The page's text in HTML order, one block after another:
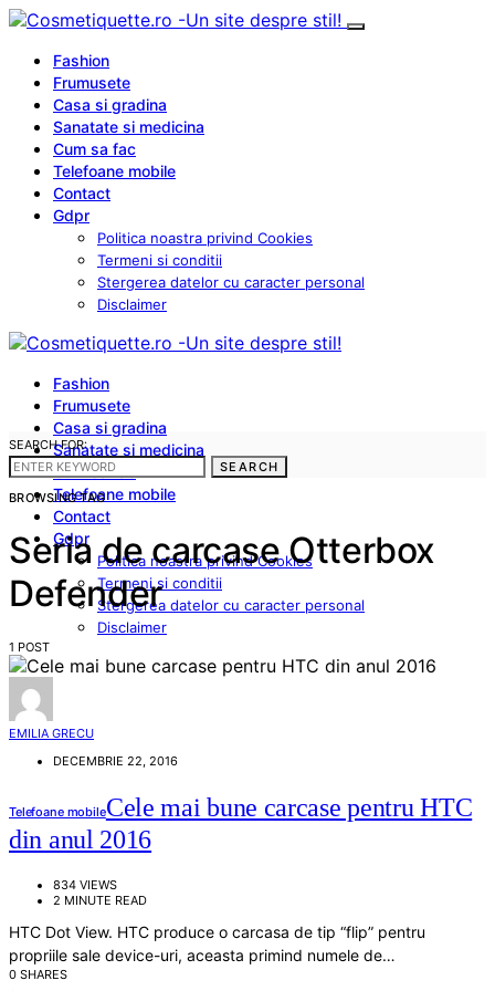
Fashion
Frumusete
Casa si gradina
Sanatate si medicina
Cum sa fac
Telefoane mobile
Contact
Gdpr
Politica noastra privind Cookies
Termeni si conditii
Stergerea datelor cu caracter personal
Disclaimer
Fashion
Frumusete
Casa si gradina
Sanatate si medicina
Cum sa fac
Telefoane mobile
Contact
Gdpr
Politica noastra privind Cookies
Termeni si conditii
Stergerea datelor cu caracter personal
Disclaimer
SEARCH FOR:
SEARCH
BROWSING TAG
Seria de carcase Otterbox
Defender
1 POST
EMILIA GRECU
DECEMBRIE 22, 2016
Telefoane mobileCele mai bune carcase pentru HTC
din anul 2016
834 VIEWS
2 MINUTE READ
HTC Dot View. HTC produce o carcasa de tip “flip” pentru
propriile sale device-uri, aceasta primind numele de…
0 SHARES